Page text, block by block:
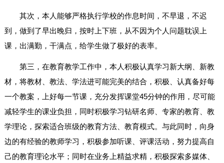
其次，本人能够严格执行学校的作息时间，不早退，不迟
到，做到了早出晚归，按时上下班，从不因为个人问题耽误上
课，出满勤，干满点，给学生做了极好的表率。
第三，在教育教学工作中，本人积极认真学习新大纲、新教
材，将教材、教法、学法进可能完美的结合，积极、认真备好每
一个教案，上好每一节课，充分发挥课堂45分钟的作用，尽可能
减轻学生的课业负担，同时积极学习钻研名师、专家的教育、教
学理论，探索适合班级的教育方法、教育模式。与此同时，向身
边的有经验的教师学习，积极参加听课、评课活动，努力提高自
己的教育理论水平；同时在业务上精益求精，积极探索多媒体、